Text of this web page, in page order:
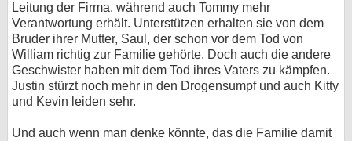
Leitung der Firma, während auch Tommy mehr
Verantwortung erhält. Unterstützen erhalten sie von dem
Bruder ihrer Mutter, Saul, der schon vor dem Tod von
William richtig zur Familie gehörte. Doch auch die andere
Geschwister haben mit dem Tod ihres Vaters zu kämpfen.
Justin stürzt noch mehr in den Drogensumpf und auch Kitty
und Kevin leiden sehr.
Und auch wenn man denke könnte, das die Familie damit